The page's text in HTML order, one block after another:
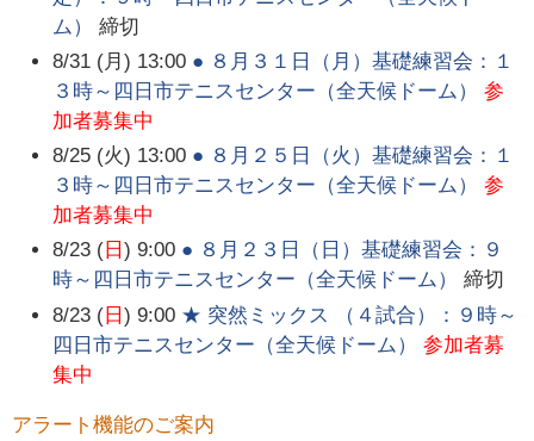
ム）
締切
8/31 (月) 13:00 ● ８月３１日（月）基礎練習会：１
３時～四日市テニスセンター（全天候ドーム）
参
加者募集中
8/25 (火) 13:00 ● ８月２５日（火）基礎練習会：１
３時～四日市テニスセンター（全天候ドーム）
参
加者募集中
8/23 ( 日) 9:00 ● ８月２３日（日）基礎練習会：９
時～四日市テニスセンター（全天候ドーム）
締切
8/23 ( 日) 9:00 ★ 突然ミックス （４試合）：９時～
四日市テニスセンター（全天候ドーム）
参加者募
集中
アラート機能のご案内